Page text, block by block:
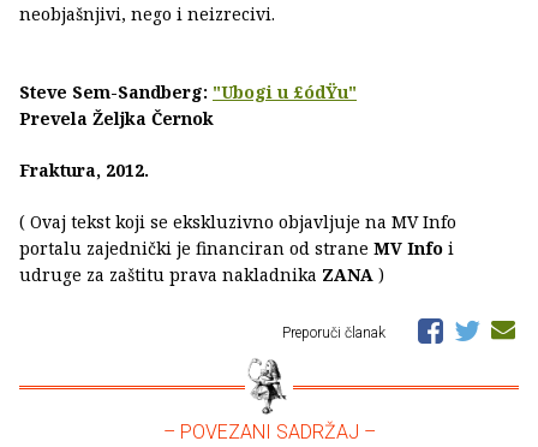
neobjašnjivi, nego i neizrecivi.
Steve Sem-Sandberg: "Ubogi u £ódŸu"
Prevela Željka Černok
Fraktura, 2012.
( Ovaj tekst koji se ekskluzivno objavljuje na MV Info
portalu zajednički je financiran od strane MV Info i
udruge za zaštitu prava nakladnika ZANA )
Preporuči članak
– POVEZANI SADRŽAJ –